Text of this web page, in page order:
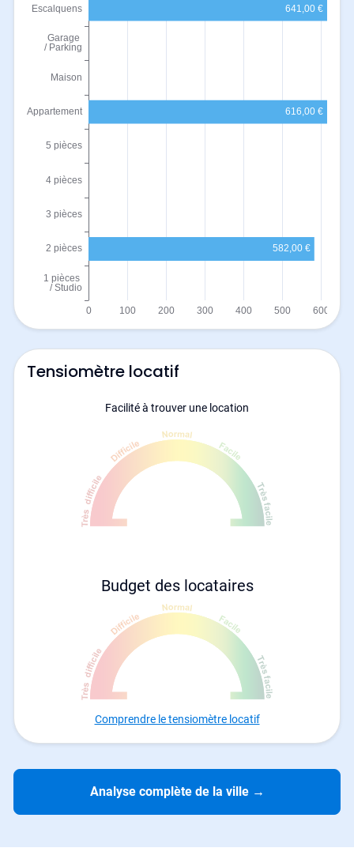
Tensiomètre locatif
Facilité à trouver une location
Budget des locataires
Comprendre le tensiomètre locatif
Analyse complète de la ville →